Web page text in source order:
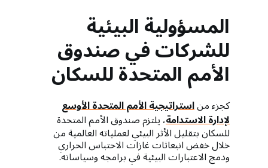
المسؤولية البيئية
للشركات في صندوق
الأمم المتحدة للسكان
كجزء مناستراتيجية الأمم المتحدة الأوسع
لإدارة الاستدامة، يلتزم صندوق الأمم المتحدة
للسكان بتقليل الأثر البيئي لعملياته العالمية من
خلال خفض انبعاثات غازات الاحتباس الحراري
ودمج الاعتبارات البيئية في برامجه وسياساته.